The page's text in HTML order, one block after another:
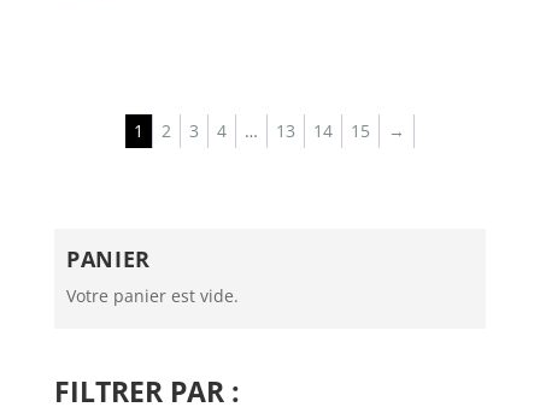
1 2 3 4 … 13 14 15 →
PANIER
Votre panier est vide.
FILTRER PAR :